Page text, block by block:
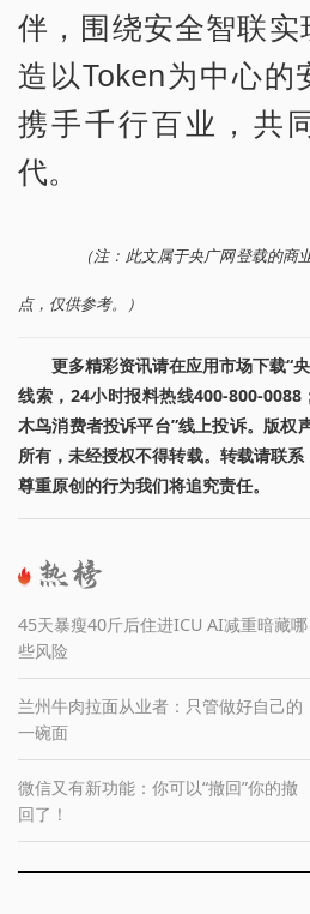
伴，围绕安全智联
造以Token为中心的
携手千行百业，共
代。
（注：此文属于央广网登载的
点，仅供参考。）
更多精彩资讯请在应用市场下载“
线索，24小时报料热线400-800-0088
木鸟消费者投诉平台”线上投诉。版权
所有，未经授权不得转载。转载请联
尊重原创的行为我们将追究责任。
45天暴瘦40斤后住进ICU AI减重暗藏哪
些风险
兰州牛肉拉面从业者：只管做好自己的
一碗面
微信又有新功能：你可以“撤回”你的撤
回了！